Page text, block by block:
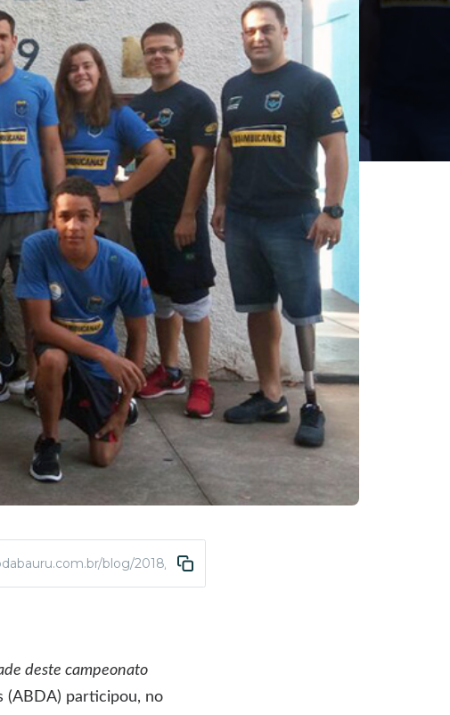
blog/2018/02/26/equipe-paralimpica-da-abda-termina-
deste campeonato
(ABDA) participou, no